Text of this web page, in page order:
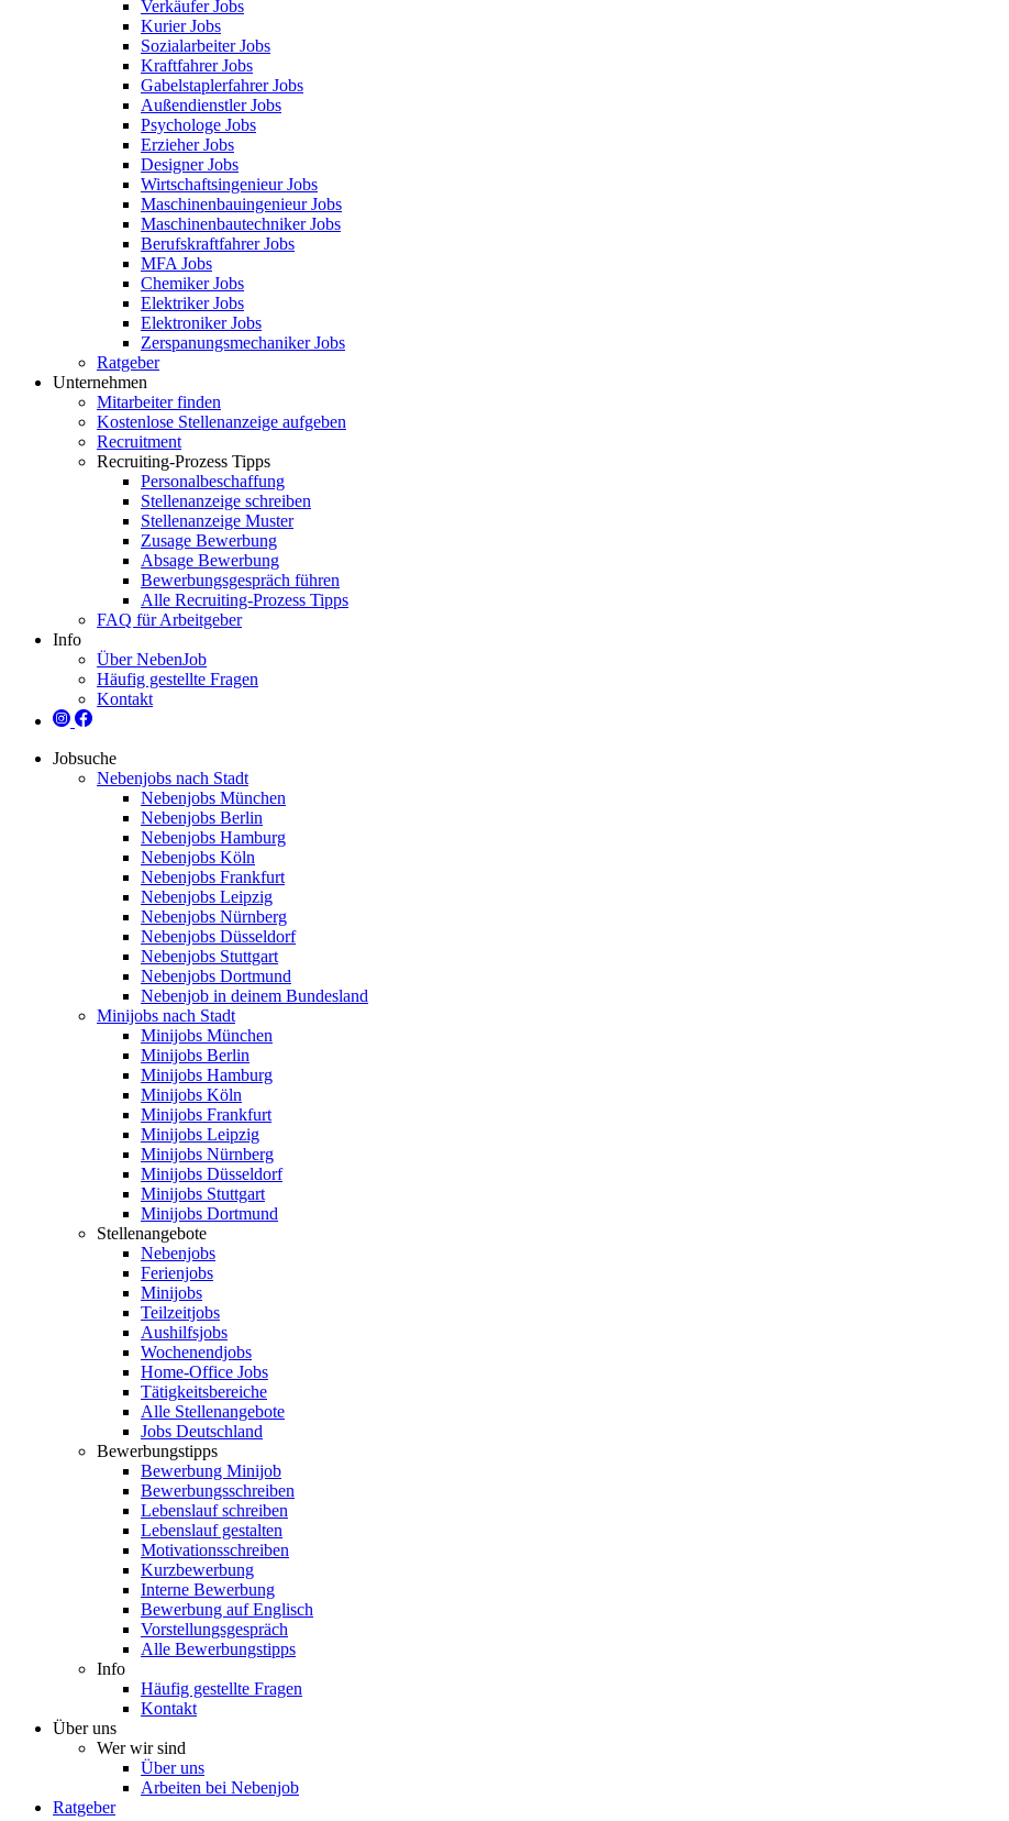
Verkäufer Jobs
Kurier Jobs
Sozialarbeiter Jobs
Kraftfahrer Jobs
Gabelstaplerfahrer Jobs
Außendienstler Jobs
Psychologe Jobs
Erzieher Jobs
Designer Jobs
Wirtschaftsingenieur Jobs
Maschinenbauingenieur Jobs
Maschinenbautechniker Jobs
Berufskraftfahrer Jobs
MFA Jobs
Chemiker Jobs
Elektriker Jobs
Elektroniker Jobs
Zerspanungsmechaniker Jobs
Ratgeber
Unternehmen
Mitarbeiter finden
Kostenlose Stellenanzeige aufgeben
Recruitment
Recruiting-Prozess Tipps
Personalbeschaffung
Stellenanzeige schreiben
Stellenanzeige Muster
Zusage Bewerbung
Absage Bewerbung
Bewerbungsgespräch führen
Alle Recruiting-Prozess Tipps
FAQ für Arbeitgeber
Info
Über NebenJob
Häufig gestellte Fragen
Kontakt
Jobsuche
Nebenjobs nach Stadt
Nebenjobs München
Nebenjobs Berlin
Nebenjobs Hamburg
Nebenjobs Köln
Nebenjobs Frankfurt
Nebenjobs Leipzig
Nebenjobs Nürnberg
Nebenjobs Düsseldorf
Nebenjobs Stuttgart
Nebenjobs Dortmund
Nebenjob in deinem Bundesland
Minijobs nach Stadt
Minijobs München
Minijobs Berlin
Minijobs Hamburg
Minijobs Köln
Minijobs Frankfurt
Minijobs Leipzig
Minijobs Nürnberg
Minijobs Düsseldorf
Minijobs Stuttgart
Minijobs Dortmund
Stellenangebote
Nebenjobs
Ferienjobs
Minijobs
Teilzeitjobs
Aushilfsjobs
Wochenendjobs
Home-Office Jobs
Tätigkeitsbereiche
Alle Stellenangebote
Jobs Deutschland
Bewerbungstipps
Bewerbung Minijob
Bewerbungsschreiben
Lebenslauf schreiben
Lebenslauf gestalten
Motivationsschreiben
Kurzbewerbung
Interne Bewerbung
Bewerbung auf Englisch
Vorstellungsgespräch
Alle Bewerbungstipps
Info
Häufig gestellte Fragen
Kontakt
Über uns
Wer wir sind
Über uns
Arbeiten bei Nebenjob
Ratgeber